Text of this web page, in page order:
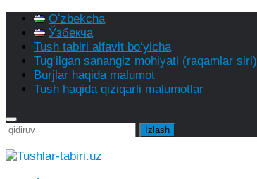
Oʻzbekcha
Ўзбекча
Tush tabiri alfavit bo‘yicha
Tugʻilgan sanangiz mohiyati (raqamlar siri)
Burjlar haqida malumot
Tush haqida qiziqarli malumotlar
Qidirshish: